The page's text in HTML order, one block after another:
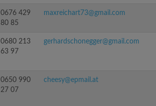
0676 429
80 85
maxreichart73@gmail.com
0680 213
63 97
gerhardschonegger@gmail.com
0650 990
27 07
cheesy@epmail.at